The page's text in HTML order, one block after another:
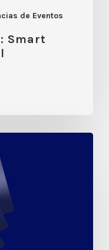
de Eventos
Smart